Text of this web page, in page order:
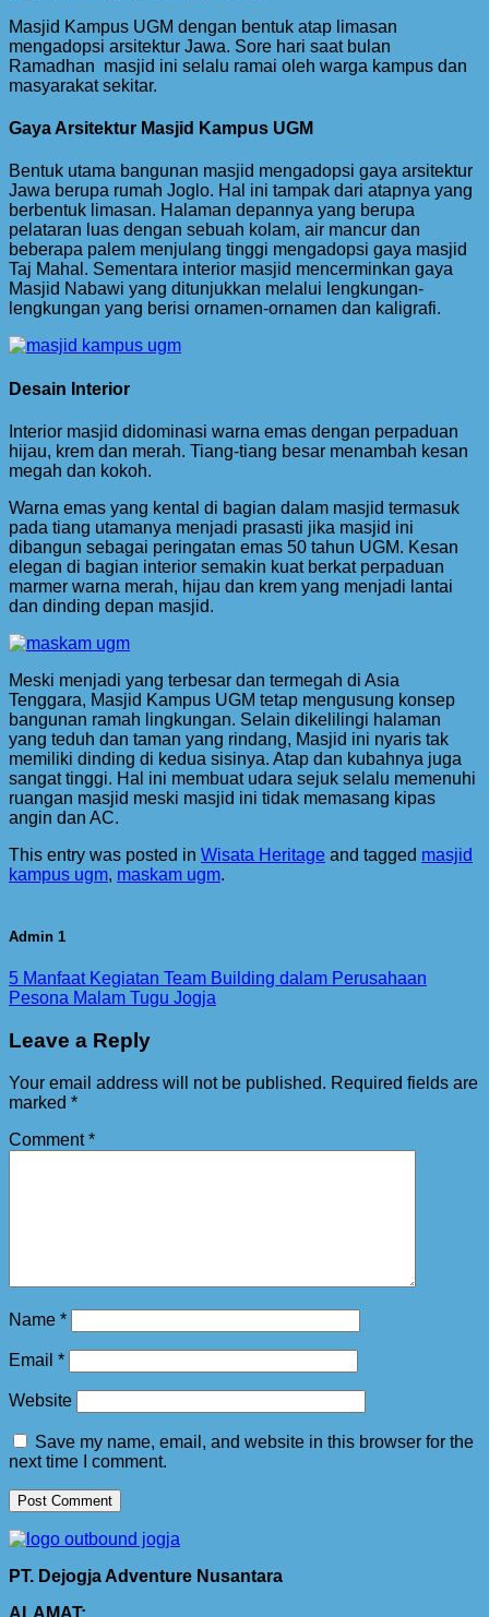
Masjid Kampus UGM dengan bentuk atap limasan
mengadopsi arsitektur Jawa. Sore hari saat bulan
Ramadhan masjid ini selalu ramai oleh warga kampus dan
masyarakat sekitar.
Gaya Arsitektur Masjid Kampus UGM
Bentuk utama bangunan masjid mengadopsi gaya arsitektur
Jawa berupa rumah Joglo. Hal ini tampak dari atapnya yang
berbentuk limasan. Halaman depannya yang berupa
pelataran luas dengan sebuah kolam, air mancur dan
beberapa palem menjulang tinggi mengadopsi gaya masjid
Taj Mahal. Sementara interior masjid mencerminkan gaya
Masjid Nabawi yang ditunjukkan melalui lengkungan-
lengkungan yang berisi ornamen-ornamen dan kaligrafi.
Desain Interior
Interior masjid didominasi warna emas dengan perpaduan
hijau, krem dan merah. Tiang-tiang besar menambah kesan
megah dan kokoh.
Warna emas yang kental di bagian dalam masjid termasuk
pada tiang utamanya menjadi prasasti jika masjid ini
dibangun sebagai peringatan emas 50 tahun UGM. Kesan
elegan di bagian interior semakin kuat berkat perpaduan
marmer warna merah, hijau dan krem yang menjadi lantai
dan dinding depan masjid.
Meski menjadi yang terbesar dan termegah di Asia
Tenggara, Masjid Kampus UGM tetap mengusung konsep
bangunan ramah lingkungan. Selain dikelilingi halaman
yang teduh dan taman yang rindang, Masjid ini nyaris tak
memiliki dinding di kedua sisinya. Atap dan kubahnya juga
sangat tinggi. Hal ini membuat udara sejuk selalu memenuhi
ruangan masjid meski masjid ini tidak memasang kipas
angin dan AC.
This entry was posted in Wisata Heritage and tagged masjid
kampus ugm, maskam ugm.
Admin 1
5 Manfaat Kegiatan Team Building dalam Perusahaan
Pesona Malam Tugu Jogja
Leave a Reply
Your email address will not be published. Required fields are
marked *
Comment*
Name *
Email *
Website
Save my name, email, and website in this browser for the
next time I comment.
PT. Dejogja Adventure Nusantara
ALAMAT: